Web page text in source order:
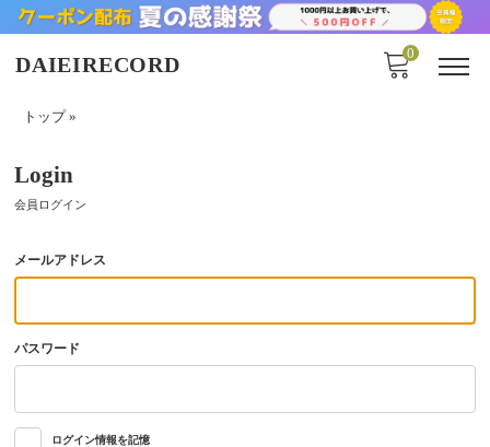
DAIEIRECORD 0
トップ»
Login
会員ログイン
メールアドレス
パスワード
ログイン情報を記憶